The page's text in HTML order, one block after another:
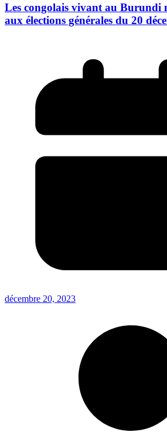
Les congolais vivant au Burundi
aux élections générales du 20
décembre 20, 2023